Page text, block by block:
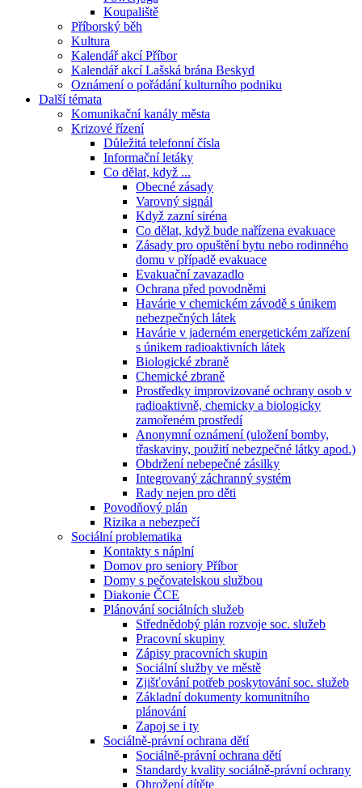
Koupaliště
Příborský běh
Kultura
Kalendář akcí Příbor
Kalendář akcí Lašská brána Beskyd
Oznámení o pořádání kulturního podniku
Další témata
Komunikační kanály města
Krizové řízení
Důležitá telefonní čísla
Informační letáky
Co dělat, když ...
Obecné zásady
Varovný signál
Když zazní siréna
Co dělat, když bude nařízena evakuace
Zásady pro opuštění bytu nebo rodinného
domu v případě evakuace
Evakuační zavazadlo
Ochrana před povodněmi
Havárie v chemickém závodě s únikem
nebezpečných látek
Havárie v jaderném energetickém zařízení
s únikem radioaktivních látek
Biologické zbraně
Chemické zbraně
Prostředky improvizované ochrany osob v
radioaktivně, chemicky a biologicky
zamořeném prostředí
Anonymní oznámení (uložení bomby,
třaskaviny, použití nebezpečné látky apod.)
Obdržení nebepečné zásilky
Integrovaný záchranný systém
Rady nejen pro děti
Povodňový plán
Rizika a nebezpečí
Sociální problematika
Kontakty s náplní
Domov pro seniory Příbor
Domy s pečovatelskou službou
Diakonie ČCE
Plánování sociálních služeb
Střednědobý plán rozvoje soc. služeb
Pracovní skupiny
Zápisy pracovních skupin
Sociální služby ve městě
Zjišťování potřeb poskytování soc. služeb
Základní dokumenty komunitního
plánování
Zapoj se i ty
Sociálně-právní ochrana dětí
Sociálně-právní ochrana dětí
Standardy kvality sociálně-právní ochrany
Ohrožení dítěte